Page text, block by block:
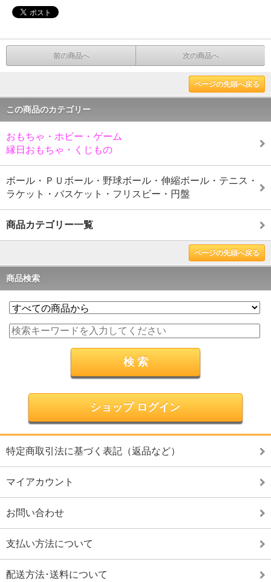
前の商品へ 次の商品へ
ページの先頭へ戻る
この商品のカテゴリー
おもちゃ・ホビー・ゲーム
縁日おもちゃ・くじもの
ボール・ＰＵボール・野球ボール・伸縮ボール・テニス・
ラケット・バスケット・フリスビー・円盤
商品カテゴリー一覧
ページの先頭へ戻る
商品検索
ショップ ログイン
特定商取引法に基づく表記（返品など）
マイアカウント
お問い合わせ
支払い方法について
配送方法･送料について